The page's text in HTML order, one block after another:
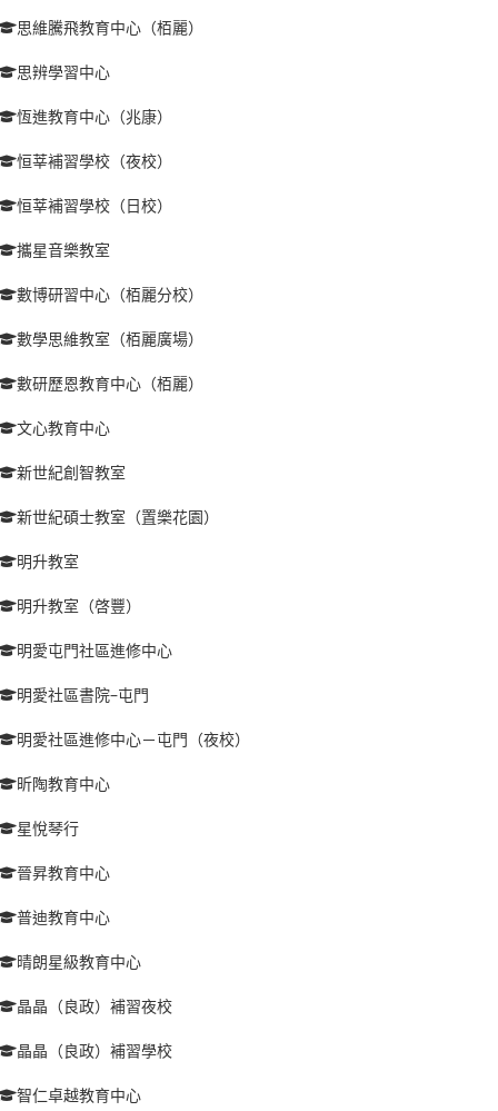
思維騰飛教育中心（栢麗）
思辨學習中心
恆進教育中心（兆康）
恒莘補習學校（夜校）
恒莘補習學校（日校）
攜星音樂教室
數博研習中心（栢麗分校）
數學思維教室（栢麗廣場）
數研歷恩教育中心（栢麗）
文心教育中心
新世紀創智教室
新世紀碩士教室（置樂花園）
明升教室
明升教室（啓豐）
明愛屯門社區進修中心
明愛社區書院–屯門
明愛社區進修中心－屯門（夜校）
昕陶教育中心
星悅琴行
晉昇教育中心
普迪教育中心
晴朗星級教育中心
晶晶（良政）補習夜校
晶晶（良政）補習學校
智仁卓越教育中心